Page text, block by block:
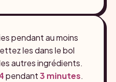
pendant au moins
les dans le bol
autres ingrédients.
pendant3 minutes.